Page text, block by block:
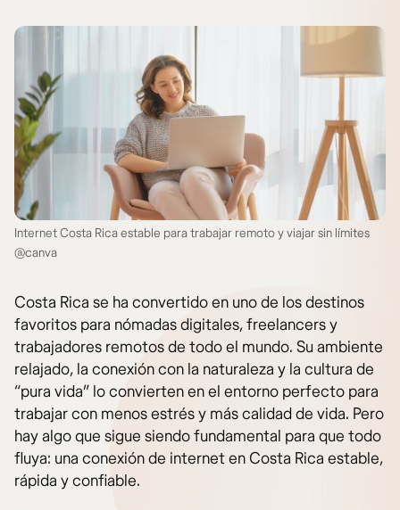
Internet Costa Rica estable para trabajar remoto y viajar sin límites
@canva
Costa Rica se ha convertido en uno de los destinos
favoritos para nómadas digitales, freelancers y
trabajadores remotos de todo el mundo. Su ambiente
relajado, la conexión con la naturaleza y la cultura de
“pura vida” lo convierten en el entorno perfecto para
trabajar con menos estrés y más calidad de vida. Pero
hay algo que sigue siendo fundamental para que todo
fluya: una conexión de internet en Costa Rica estable,
rápida y confiable.